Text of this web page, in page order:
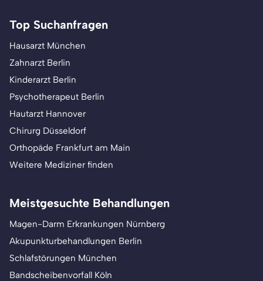
Top Suchanfragen
Hausarzt München
Zahnarzt Berlin
Kinderarzt Berlin
Psychotherapeut Berlin
Hautarzt Hannover
Chirurg Düsseldorf
Orthopäde Frankfurt am Main
Weitere Mediziner finden
Meistgesuchte Behandlungen
Magen-Darm Erkrankungen Nürnberg
Akupunkturbehandlungen Berlin
Schlafstörungen München
Bandscheibenvorfall Köln